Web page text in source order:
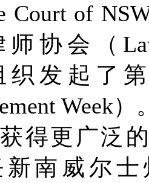
Court of
协会（
织发起了
Week
得更广泛
南威尔士